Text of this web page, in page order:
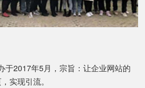
2017年5月，宗旨：让企业网站的
实现引流。